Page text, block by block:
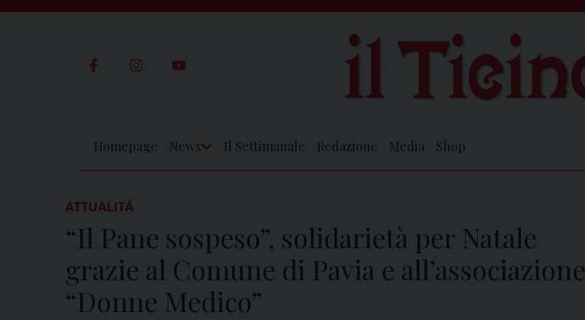
Homepage News Il Settimanale Redazione Media Shop
ATTUALITÀ
“Il Pane sospeso”, solidarietà per Natale
grazie al Comune di Pavia e all’associazione
“Donne Medico”